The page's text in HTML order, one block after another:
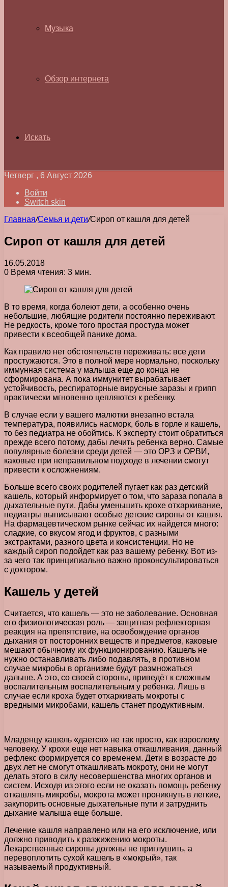
Музыка
Обзор интернета
Искать
Четверг , 6 Август 2026
Войти
Switch skin
Главная/Семья и дети/Сироп от кашля для детей
Сироп от кашля для детей
16.05.2018
0 Время чтения: 3 мин.
В то время, когда болеют дети, а особенно очень
небольшие, любящие родители постоянно переживают.
Не редкость, кроме того простая простуда может
привести к всеобщей панике дома.
Как правило нет обстоятельств переживать: все дети
простужаются. Это в полной мере нормально, поскольку
иммунная система у малыша еще до конца не
сформирована. А пока иммунитет вырабатывает
устойчивость, респираторные вирусные заразы и грипп
практически мгновенно цепляются к ребенку.
В случае если у вашего малютки внезапно встала
температура, появились насморк, боль в горле и кашель,
то без педиатра не обойтись. К эксперту стоит обратиться
прежде всего потому, дабы лечить ребенка верно. Самые
популярные болезни среди детей — это ОРЗ и ОРВИ,
каковые при неправильном подходе в лечении смогут
привести к осложнениям.
Больше всего своих родителей пугает как раз детский
кашель, который информирует о том, что зараза попала в
дыхательные пути. Дабы уменьшить крохе отхаркивание,
педиатры выписывают особые детские сиропы от кашля.
На фармацевтическом рынке сейчас их найдется много:
сладкие, со вкусом ягод и фруктов, с разными
экстрактами, разного цвета и консистенции. Но не
каждый сироп подойдет как раз вашему ребенку. Вот из-
за чего так принципиально важно проконсультироваться
с доктором.
Кашель у детей
Считается, что кашель — это не заболевание. Основная
его физиологическая роль — защитная рефлекторная
реакция на препятствие, на освобождение органов
дыхания от посторонних веществ и предметов, каковые
мешают обычному их функционированию. Кашель не
нужно останавливать либо подавлять, в противном
случае микробы в организме будут размножаться
дальше. А это, со своей стороны, приведёт к сложным
воспалительным воспалительным у ребенка. Лишь в
случае если кроха будет отхаркивать мокроты с
вредными микробами, кашель станет продуктивным.
Младенцу кашель «дается» не так просто, как взрослому
человеку. У крохи еще нет навыка откашливания, данный
рефлекс формируется со временем. Дети в возрасте до
двух лет не смогут откашливать мокроту, они не могут
делать этого в силу несовершенства многих органов и
систем. Исходя из этого если не оказать помощь ребенку
откашлять микробы, мокрота может проникнуть в легкие,
закупорить основные дыхательные пути и затруднить
дыхание малыша еще больше.
Лечение кашля направлено или на его исключение, или
должно приводить к разжижению мокроты.
Лекарственные сиропы должны не приглушить, а
перевоплотить сухой кашель в «мокрый», так
называемый продуктивный.